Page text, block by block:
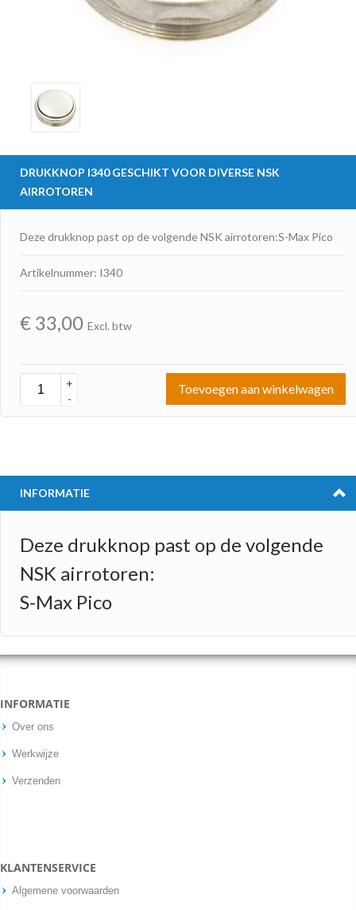
DRUKKNOP I340 GESCHIKT VOOR DIVERSE NSK
AIRROTOREN
Deze drukknop past op de volgende NSK airrotoren:S-Max Pico
Artikelnummer: I340
€ 33,00 Excl. btw
+
-
Toevoegen aan winkelwagen
INFORMATIE
Deze drukknop past op de volgende
NSK airrotoren:
S-Max Pico
INFORMATIE
Over ons
Werkwijze
Verzenden
KLANTENSERVICE
Algemene voorwaarden